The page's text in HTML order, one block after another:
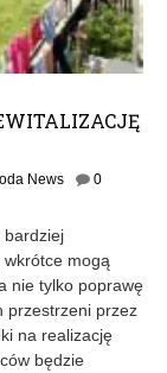
News
0
bardziej
mogą
nie tylko poprawę
przestrzeni przez
na realizację
będzie